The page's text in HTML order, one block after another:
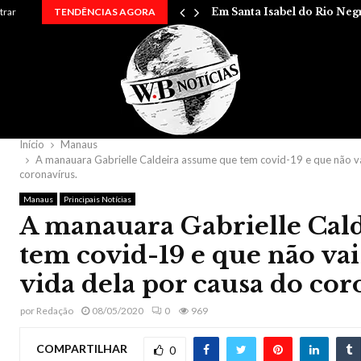
TENDÊNCIAS AGORA Em Santa Isabel do Rio
Início
Manaus
A manauara Gabrielle Caldeira assume que tem covid-19 e que não
coronavírus.
Manaus Principais Notícias
A manauara Gabrielle
tem covid-19 e que não
vida dela por causa do
por Redação 08/05/2020 0 969
COMPARTILHAR 0